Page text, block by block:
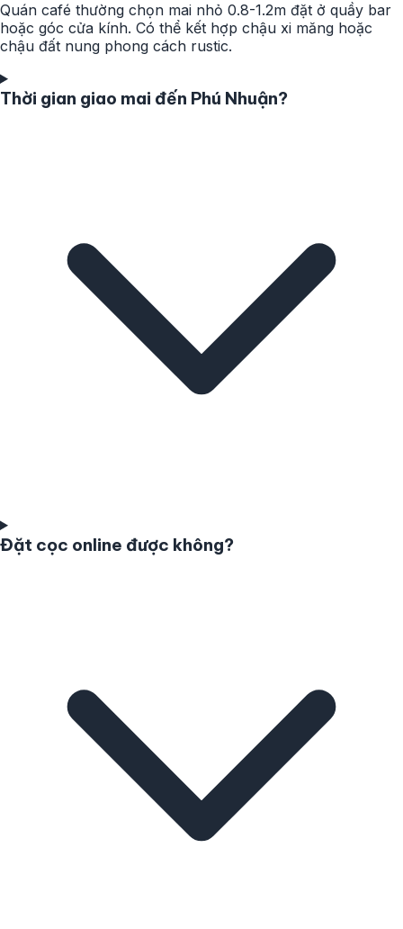
Quán café thường chọn mai nhỏ 0.8-1.2m đặt ở quầy bar
hoặc góc cửa kính. Có thể kết hợp chậu xi măng hoặc
chậu đất nung phong cách rustic.
Thời gian giao mai đến Phú Nhuận?
Đặt cọc online được không?